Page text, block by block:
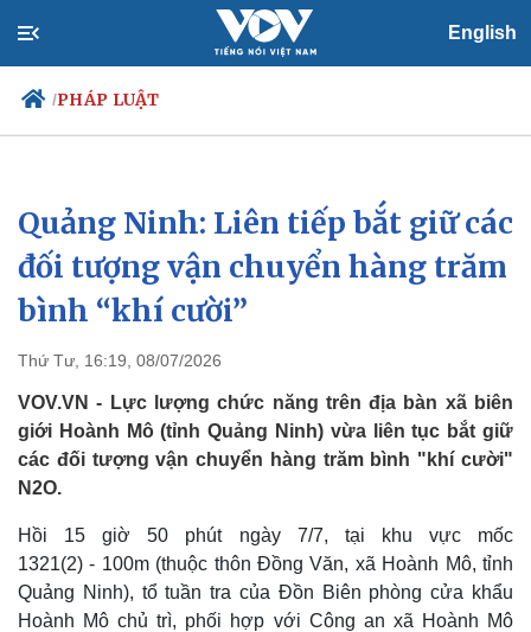
English
/PHÁP LUẬT
Chính trị
Đảng
Tổ chức nhân sự
Quốc hội
Xã hội
Tin 24h
Dự báo thời tiết
Quảng Ninh: Liên tiếp bắt giữ các
đối tượng vận chuyển hàng trăm
bình “khí cười”
Thứ Tư, 16:19, 08/07/2026
VOV.VN - Lực lượng chức năng trên địa bàn xã biên
giới Hoành Mô (tỉnh Quảng Ninh) vừa liên tục bắt giữ
các đối tượng vận chuyển hàng trăm bình "khí cười"
N2O.
Hồi 15 giờ 50 phút ngày 7/7, tại khu vực mốc
1321(2) - 100m (thuộc thôn Đồng Văn, xã Hoành Mô, tỉnh
Quảng Ninh), tổ tuần tra của Đồn Biên phòng cửa khẩu
Hoành Mô chủ trì, phối hợp với Công an xã Hoành Mô